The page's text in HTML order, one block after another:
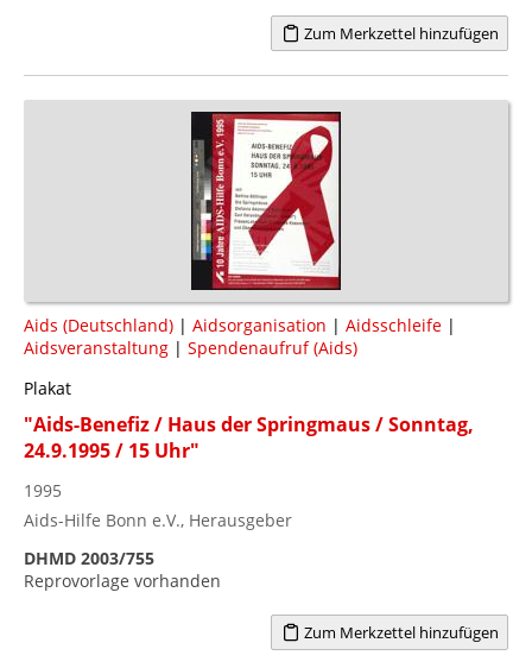
Zum Merkzettel hinzufügen
Aids (Deutschland) | Aidsorganisation | Aidsschleife |
Aidsveranstaltung | Spendenaufruf (Aids)
Plakat
"Aids-Benefiz / Haus der Springmaus / Sonntag,
24.9.1995 / 15 Uhr"
1995
Aids-Hilfe Bonn e.V., Herausgeber
DHMD 2003/755
Reprovorlage vorhanden
Zum Merkzettel hinzufügen